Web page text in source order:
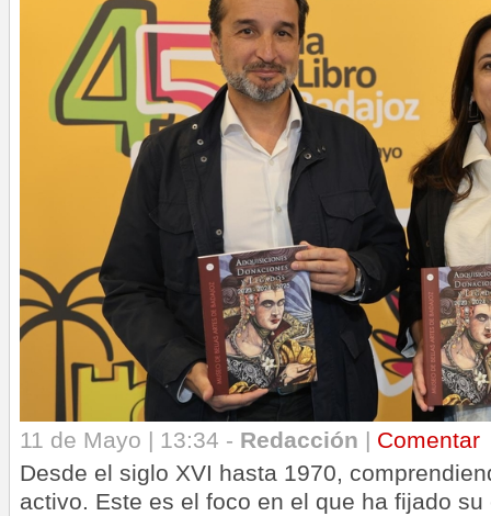
11 de Mayo | 13:34 - Redacción | Comentar
Desde el siglo XVI hasta 1970,
activo. Este es el foco en el que ha fijado